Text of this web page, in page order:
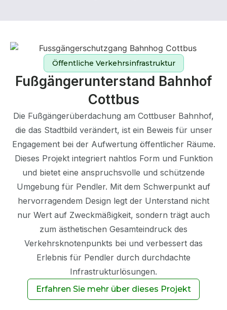
Öffentliche Verkehrsinfrastruktur
Fußgängerunterstand Bahnhof
Cottbus
Die Fußgängerüberdachung am Cottbuser Bahnhof,
die das Stadtbild verändert, ist ein Beweis für unser
Engagement bei der Aufwertung öffentlicher Räume.
Dieses Projekt integriert nahtlos Form und Funktion
und bietet eine anspruchsvolle und schützende
Umgebung für Pendler. Mit dem Schwerpunkt auf
hervorragendem Design legt der Unterstand nicht
nur Wert auf Zweckmäßigkeit, sondern trägt auch
zum ästhetischen Gesamteindruck des
Verkehrsknotenpunkts bei und verbessert das
Erlebnis für Pendler durch durchdachte
Infrastrukturlösungen.
Erfahren Sie mehr über dieses Projekt